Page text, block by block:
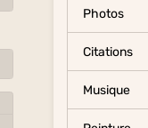
Photos
Citations
Musique